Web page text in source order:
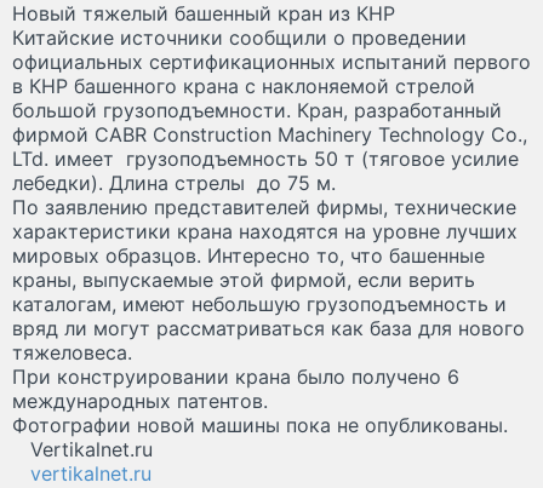
Новый тяжелый башенный кран из КНР
Китайские источники сообщили о проведении
официальных сертификационных испытаний первого
в КНР башенного крана с наклоняемой стрелой
большой грузоподъемности. Кран, разработанный
фирмой CABR Construction Machinery Technology Co.,
LTd. имеет грузоподъемность 50 т (тяговое усилие
лебедки). Длина стрелы до 75 м.
По заявлению представителей фирмы, технические
характеристики крана находятся на уровне лучших
мировых образцов. Интересно то, что башенные
краны, выпускаемые этой фирмой, если верить
каталогам, имеют небольшую грузоподъемность и
вряд ли могут рассматриваться как база для нового
тяжеловеса.
При конструировании крана было получено 6
международных патентов.
Фотографии новой машины пока не опубликованы.
Vertikalnet.ru
vertikalnet.ru